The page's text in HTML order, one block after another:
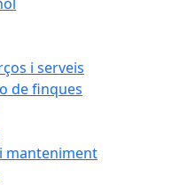
i serveis
de finques
manteniment